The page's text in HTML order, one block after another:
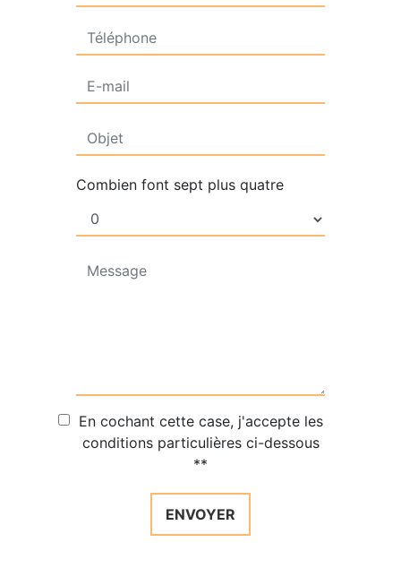
Combien font sept plus quatre
En cochant cette case, j'accepte les
conditions particulières ci-dessous
**
ENVOYER